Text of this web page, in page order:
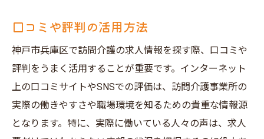
口コミや評判の活用方法
神戸市兵庫区で訪問介護の求人情報を探す際、口コミや
評判をうまく活用することが重要です。インターネット
上の口コミサイトやSNSでの評価は、訪問介護事業所の
実際の働きやすさや職場環境を知るための貴重な情報源
となります。特に、実際に働いている人々の声は、求人